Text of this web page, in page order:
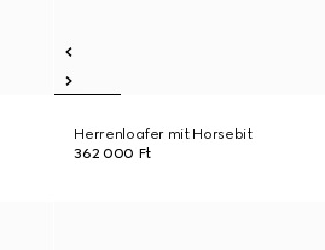
Herrenloafer mit Horsebit
362 000 Ft